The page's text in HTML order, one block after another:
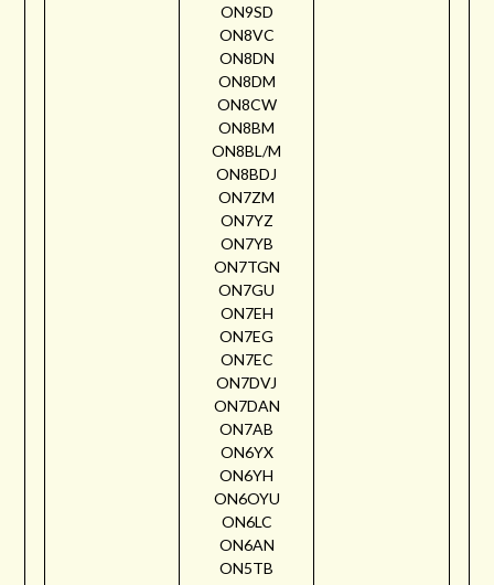
ON9SD
ON8VC
ON8DN
ON8DM
ON8CW
ON8BM
ON8BL/M
ON8BDJ
ON7ZM
ON7YZ
ON7YB
ON7TGN
ON7GU
ON7EH
ON7EG
ON7EC
ON7DVJ
ON7DAN
ON7AB
ON6YX
ON6YH
ON6OYU
ON6LC
ON6AN
ON5TB